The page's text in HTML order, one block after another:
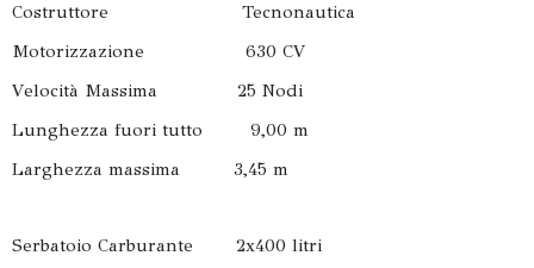
Costruttore Tecnonautica
Motorizzazione 630 CV
Velocità Massima 25 Nodi
Lunghezza fuori tutto 9,00 m
Larghezza massima 3,45 m
Serbatoio Carburante 2x400 litri